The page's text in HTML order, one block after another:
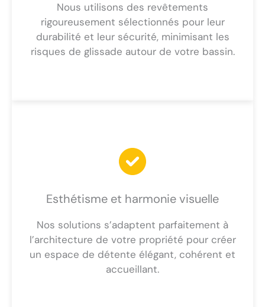
Nous utilisons des revêtements
rigoureusement sélectionnés pour leur
durabilité et leur sécurité, minimisant les
risques de glissade autour de votre bassin.
Esthétisme et harmonie visuelle
Nos solutions s’adaptent parfaitement à
l’architecture de votre propriété pour créer
un espace de détente élégant, cohérent et
accueillant.